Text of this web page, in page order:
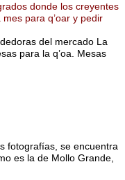
donde los creyentes
para q’oar y pedir
del mercado La
para la q’oa. Mesas
fotografías, se encuentra
es la de Mollo Grande,